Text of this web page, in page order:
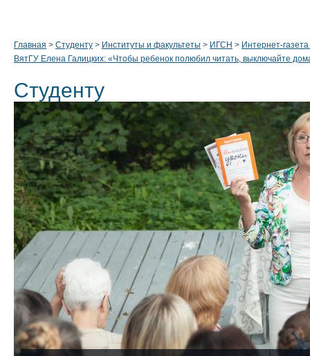
Главная > Студенту > Институты и факультеты > ИГСН > Интернет-
ВятГУ Елена Галицких: «Чтобы ребенок полюбил читать, выключайте
Студенту